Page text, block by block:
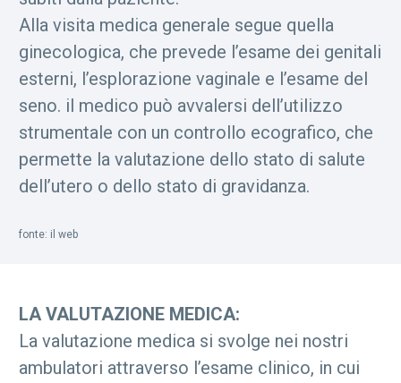
Alla visita medica generale segue quella
ginecologica, che prevede l’esame dei genitali
esterni, l’esplorazione vaginale e l’esame del
seno. il medico può avvalersi dell’utilizzo
strumentale con un controllo ecografico, che
permette la valutazione dello stato di salute
dell’utero o dello stato di gravidanza.
fonte: il web
LA VALUTAZIONE MEDICA:
La valutazione medica si svolge nei nostri
ambulatori attraverso l’esame clinico, in cui